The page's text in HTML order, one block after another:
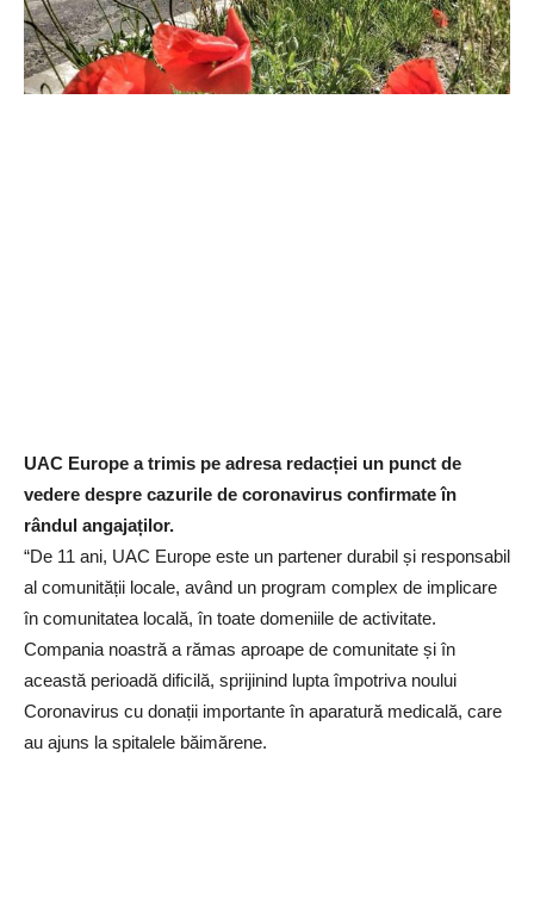
UAC Europe a trimis pe adresa redacției un punct de
vedere despre cazurile de coronavirus confirmate în
rândul angajaților.
“De 11 ani, UAC Europe este un partener durabil și responsabil
al comunității locale, având un program complex de implicare
în comunitatea locală, în toate domeniile de activitate.
Compania noastră a rămas aproape de comunitate și în
această perioadă dificilă, sprijinind lupta împotriva noului
Coronavirus cu donații importante în aparatură medicală, care
au ajuns la spitalele băimărene.